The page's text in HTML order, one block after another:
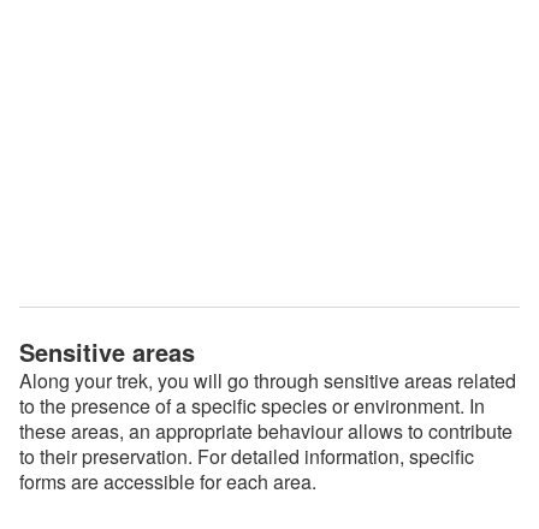
Sensitive areas
Along your trek, you will go through sensitive areas related
to the presence of a specific species or environment. In
these areas, an appropriate behaviour allows to contribute
to their preservation. For detailed information, specific
forms are accessible for each area.